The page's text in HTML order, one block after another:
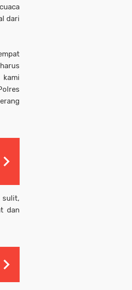
dari
sulit,
dan